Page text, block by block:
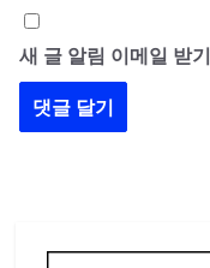
새 글 알림 이메일 받기